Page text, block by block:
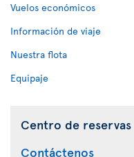
Vuelos económicos
Información de viaje
Nuestra flota
Equipaje
Centro de reservas
Contáctenos